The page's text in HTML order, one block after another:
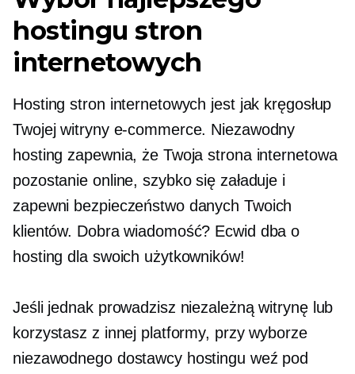
hostingu stron
internetowych
Hosting stron internetowych jest jak kręgosłup
Twojej witryny e-commerce. Niezawodny
hosting zapewnia, że ​​Twoja strona internetowa
pozostanie online, szybko się załaduje i
zapewni bezpieczeństwo danych Twoich
klientów. Dobra wiadomość? Ecwid dba o
hosting dla swoich użytkowników!
Jeśli jednak prowadzisz niezależną witrynę lub
korzystasz z innej platformy, przy wyborze
niezawodnego dostawcy hostingu weź pod